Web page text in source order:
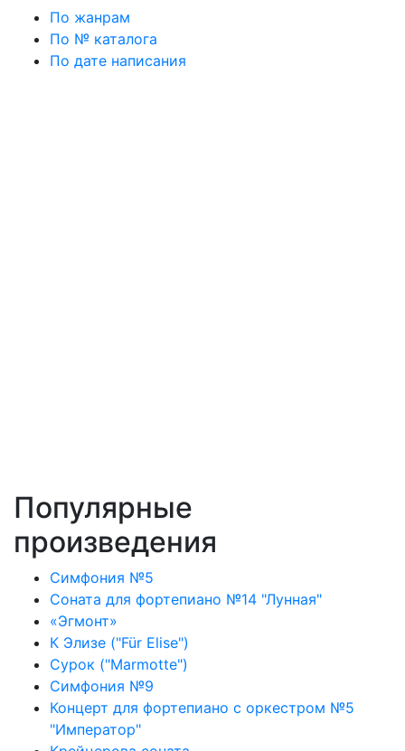
По жанрам
По № каталога
По дате написания
Популярные
произведения
Симфония №5
Соната для фортепиано №14 "Лунная"
«Эгмонт»
К Элизе ("Für Elise")
Сурок ("Marmotte")
Симфония №9
Концерт для фортепиано с оркестром №5
"Император"